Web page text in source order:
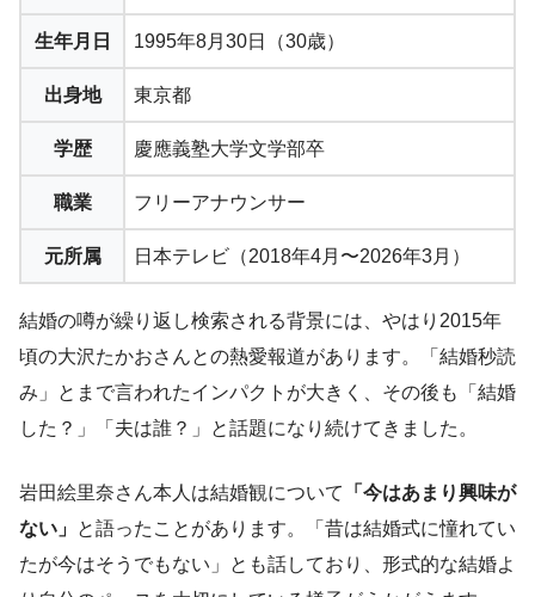
生年月日 1995年8月30日（30歳）
出身地 東京都
学歴 慶應義塾大学文学部卒
職業 フリーアナウンサー
元所属 日本テレビ（2018年4月〜2026年3月）
結婚の噂が繰り返し検索される背景には、やはり2015年
頃の大沢たかおさんとの熱愛報道があります。「結婚秒読
み」とまで言われたインパクトが大きく、その後も「結婚
した？」「夫は誰？」と話題になり続けてきました。
岩田絵里奈さん本人は結婚観について
「今はあまり興味が
ない」 と語ったことがあります。「昔は結婚式に憧れてい
たが今はそうでもない」とも話しており、形式的な結婚よ